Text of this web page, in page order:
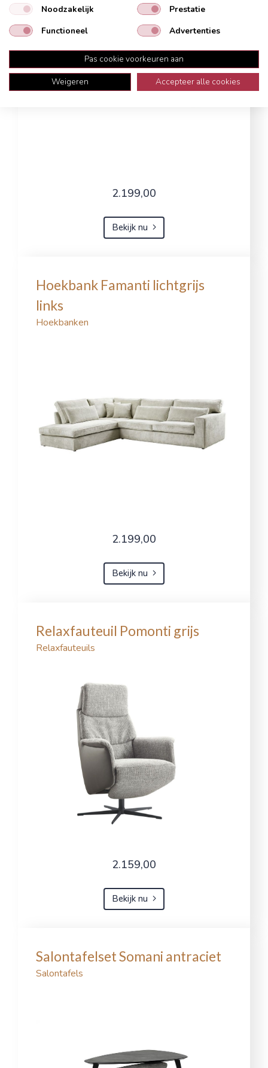
2.199,00
Bekijk nu
Hoekbank Famanti lichtgrijs
links
Hoekbanken
2.199,00
Bekijk nu
Relaxfauteuil Pomonti grijs
Relaxfauteuils
2.159,00
Bekijk nu
Salontafelset Somani antraciet
Salontafels
Noodzakelijk
Prestatie
Functioneel
Advertenties
Pas cookie voorkeuren aan
Weigeren
Accepteer alle cookies